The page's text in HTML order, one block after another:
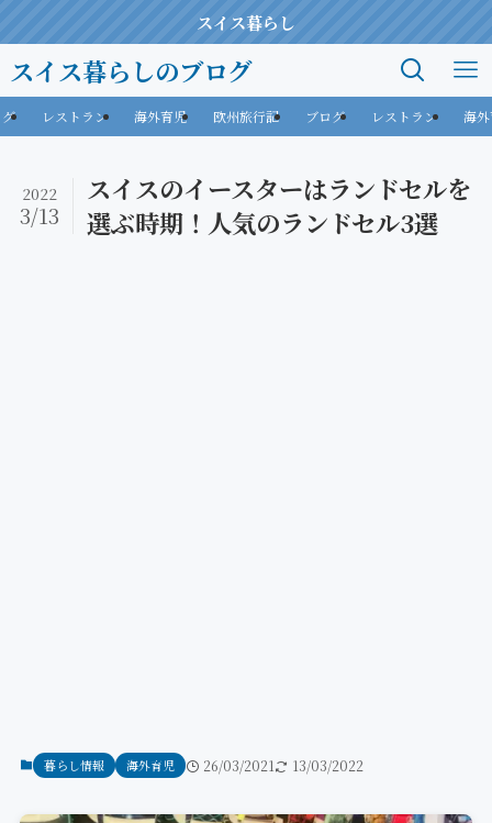
スイス暮らし
スイス暮らしのブログ
レストラン 海外育児 欧州旅行記 ブログ レストラン 海
スイスのイースターはランドセルを
選ぶ時期！人気のランドセル3選
2022
3/13
暮らし情報 海外育児 26/03/2021 13/03/2022